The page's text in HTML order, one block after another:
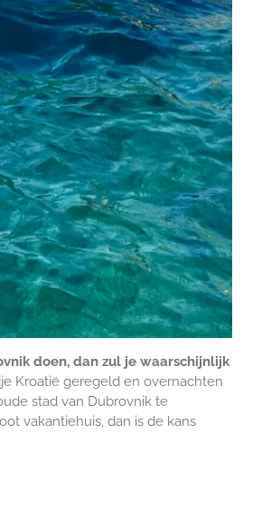
doen, dan zul je waarschijnlijk
Kroatië geregeld en overnachten
stad van Dubrovnik te
vakantiehuis, dan is de kans